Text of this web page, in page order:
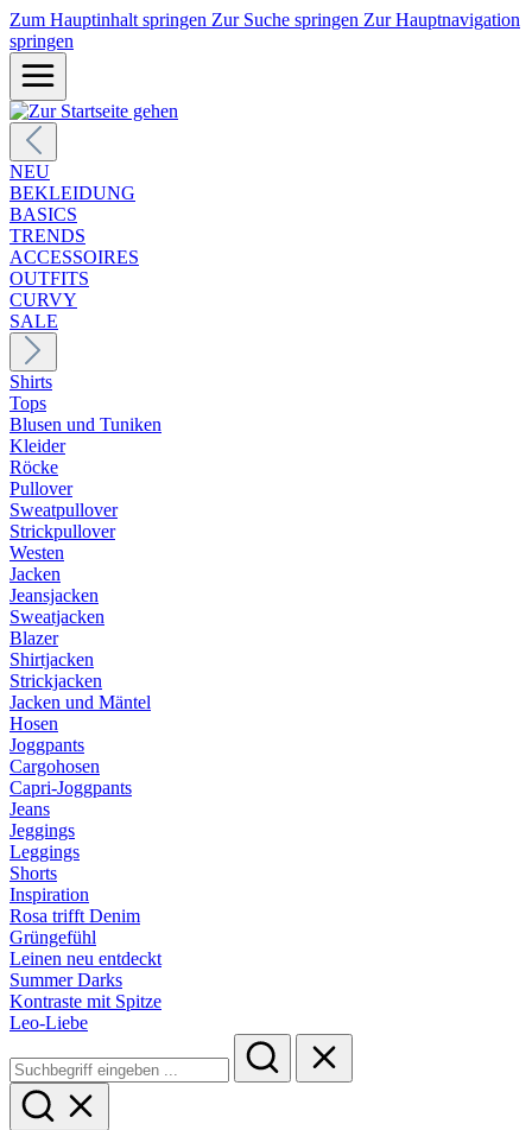
Zum Hauptinhalt springen Zur Suche springen Zur Hauptnavigation
springen
NEU
BEKLEIDUNG
BASICS
TRENDS
ACCESSOIRES
OUTFITS
CURVY
SALE
Shirts
Tops
Blusen und Tuniken
Kleider
Röcke
Pullover
Sweatpullover
Strickpullover
Westen
Jacken
Jeansjacken
Sweatjacken
Blazer
Shirtjacken
Strickjacken
Jacken und Mäntel
Hosen
Joggpants
Cargohosen
Capri-Joggpants
Jeans
Jeggings
Leggings
Shorts
Inspiration
Rosa trifft Denim
Grüngefühl
Leinen neu entdeckt
Summer Darks
Kontraste mit Spitze
Leo-Liebe